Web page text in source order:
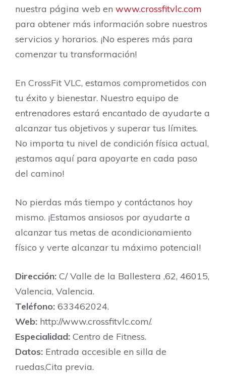
nuestra página web en www.crossfitvlc.com
para obtener más información sobre nuestros
servicios y horarios. ¡No esperes más para
comenzar tu transformación!
En CrossFit VLC, estamos comprometidos con
tu éxito y bienestar. Nuestro equipo de
entrenadores estará encantado de ayudarte a
alcanzar tus objetivos y superar tus límites.
No importa tu nivel de condición física actual,
¡estamos aquí para apoyarte en cada paso
del camino!
No pierdas más tiempo y contáctanos hoy
mismo. ¡Estamos ansiosos por ayudarte a
alcanzar tus metas de acondicionamiento
físico y verte alcanzar tu máximo potencial!
Dirección: C/ Valle de la Ballestera ,62, 46015,
Valencia, Valencia.
Teléfono: 633462024.
Web: http://www.crossfitvlc.com/.
Especialidad: Centro de Fitness.
Datos: Entrada accesible en silla de
ruedas,Cita previa.